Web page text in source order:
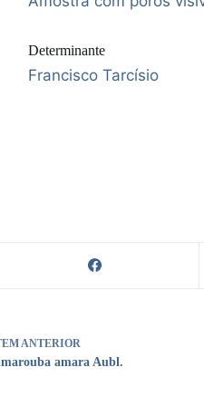
Determinante
Francisco Tarcísio
ANTERIOR
amara Aubl.